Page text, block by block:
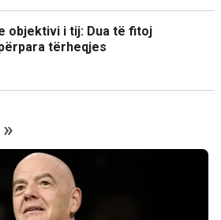
objektivi i tij: Dua të fitoj
tërheqjes